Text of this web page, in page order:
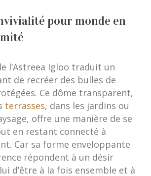
pour monde en
l’Astreea Igloo traduit un
de recréer des bulles de
Ce dôme transparent,
terrasses, dans les jardins ou
offre une manière de se
en restant connecté à
Car sa forme enveloppante
répondent à un désir
d’être à la fois ensemble et à